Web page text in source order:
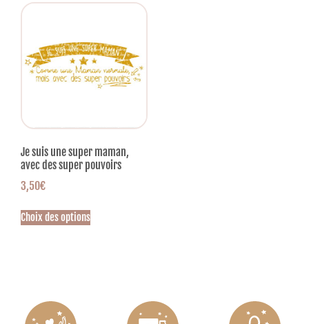
Je suis une super maman,
avec des super pouvoirs
3,50€
Choix des options